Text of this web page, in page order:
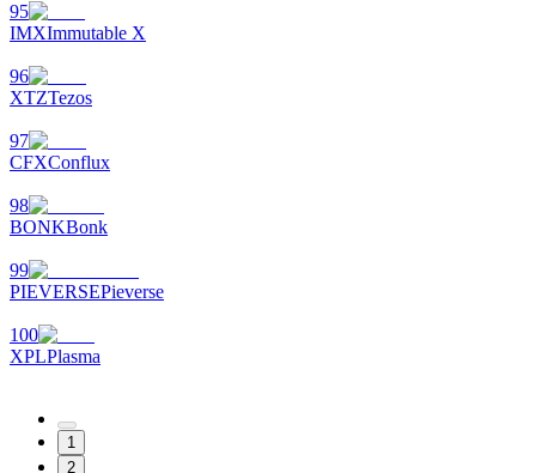
95
IMXImmutable X
96
XTZTezos
97
CFXConflux
98
BONKBonk
99
PIEVERSEPieverse
100
XPLPlasma
1
2